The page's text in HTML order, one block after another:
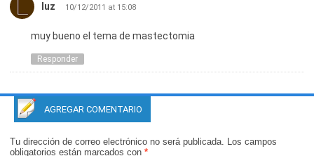
luz 10/12/2011 at 15:08
muy bueno el tema de mastectomia
Responder
AGREGAR COMENTARIO
Tu dirección de correo electrónico no será publicada. Los campos
obligatorios están marcados con *